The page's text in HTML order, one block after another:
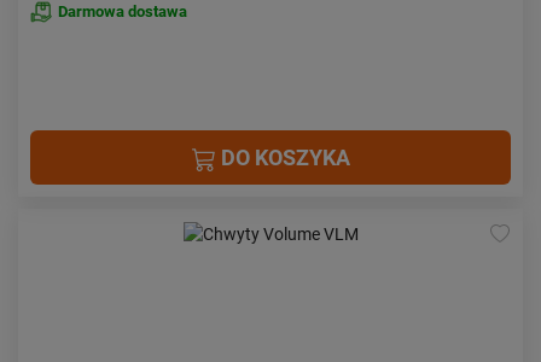
Darmowa dostawa
DO KOSZYKA